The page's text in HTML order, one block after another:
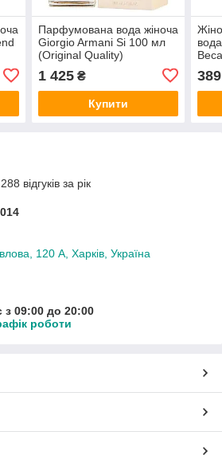
Парфумована вода жіноча
Giorgio Armani Si 100 мл
(Original Quality)
1 425₴
Купити
389
відгуків за рік
120 А, Харків, Україна
з 09:00 до 20:00
роботи